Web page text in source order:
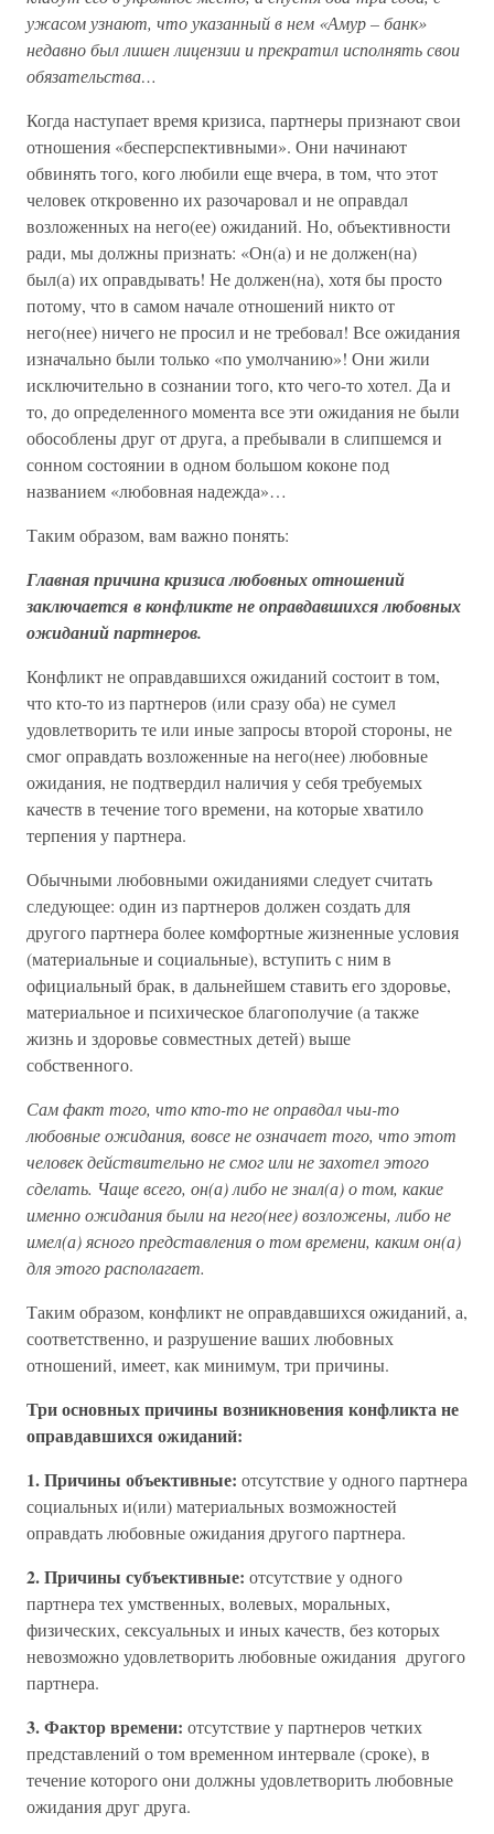
ужасом узнают, что указанный в нем «Амур – банк»
недавно был лишен лицензии и прекратил исполнять свои
обязательства…
Когда наступает время кризиса, партнеры признают свои
отношения «бесперспективными». Они начинают
обвинять того, кого любили еще вчера, в том, что этот
человек откровенно их разочаровал и не оправдал
возложенных на него(ее) ожиданий. Но, объективности
ради, мы должны признать: «Он(а) и не должен(на)
был(а) их оправдывать! Не должен(на), хотя бы просто
потому, что в самом начале отношений никто от
него(нее) ничего не просил и не требовал! Все ожидания
изначально были только «по умолчанию»! Они жили
исключительно в сознании того, кто чего-то хотел. Да и
то, до определенного момента все эти ожидания не были
обособлены друг от друга, а пребывали в слипшемся и
сонном состоянии в одном большом коконе под
названием «любовная надежда»…
Таким образом, вам важно понять:
Главная причина кризиса любовных отношений
заключается в конфликте не оправдавшихся любовных
ожиданий партнеров.
Конфликт не оправдавшихся ожиданий состоит в том,
что кто-то из партнеров (или сразу оба) не сумел
удовлетворить те или иные запросы второй стороны, не
смог оправдать возложенные на него(нее) любовные
ожидания, не подтвердил наличия у себя требуемых
качеств в течение того времени, на которые хватило
терпения у партнера.
Обычными любовными ожиданиями следует считать
следующее: один из партнеров должен создать для
другого партнера более комфортные жизненные условия
(материальные и социальные), вступить с ним в
официальный брак, в дальнейшем ставить его здоровье,
материальное и психическое благополучие (а также
жизнь и здоровье совместных детей) выше
собственного.
Сам факт того, что кто-то не оправдал чьи-то
любовные ожидания, вовсе не означает того, что этот
человек действительно не смог или не захотел этого
сделать. Чаще всего, он(а) либо не знал(а) о том, какие
именно ожидания были на него(нее) возложены, либо не
имел(а) ясного представления о том времени, каким он(а)
для этого располагает.
Таким образом, конфликт не оправдавшихся ожиданий, а,
соответственно, и разрушение ваших любовных
отношений, имеет, как минимум, три причины.
Три основных причины возникновения конфликта не
оправдавшихся ожиданий:
1. Причины объективные: отсутствие у одного партнера
социальных и(или) материальных возможностей
оправдать любовные ожидания другого партнера.
2. Причины субъективные: отсутствие у одного
партнера тех умственных, волевых, моральных,
физических, сексуальных и иных качеств, без которых
невозможно удовлетворить любовные ожидания другого
партнера.
3. Фактор времени: отсутствие у партнеров четких
представлений о том временном интервале (сроке), в
течение которого они должны удовлетворить любовные
ожидания друг друга.